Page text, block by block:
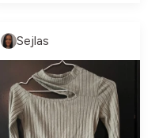
Sejlas